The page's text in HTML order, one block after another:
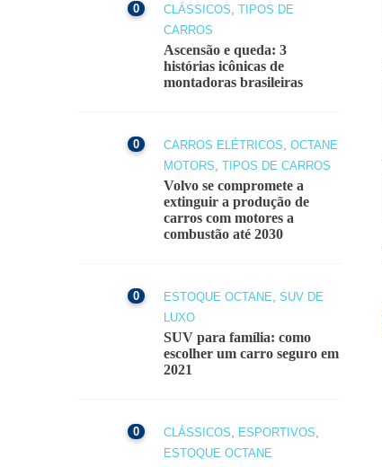
0 CLÁSSICOS TIPOS DE
CARROS
Ascensão e queda: 3
histórias icônicas de
montadoras brasileiras
0 CARROS ELÉTRICOS OCTANE
MOTORS TIPOS DE CARROS
Volvo se compromete a
extinguir a produção de
carros com motores a
combustão até 2030
0 ESTOQUE OCTANE SUV DE
LUXO
SUV para família: como
escolher um carro seguro em
2021
0 CLÁSSICOS ESPORTIVOS
ESTOQUE OCTANE